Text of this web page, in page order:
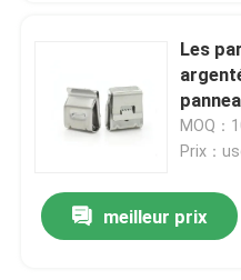
Produits
A propos de nous
Les
MOQ：
Prix：
meilleur prix